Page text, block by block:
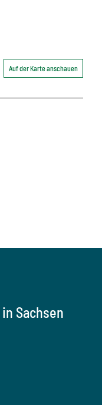
Auf der Karte anschauen
in Sachsen